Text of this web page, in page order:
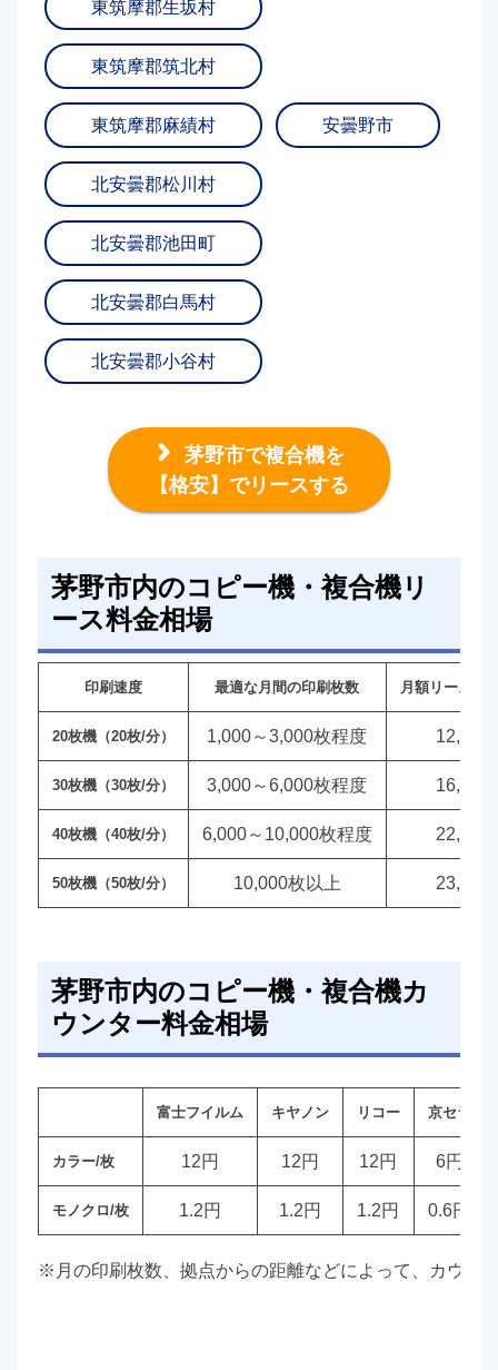
東筑摩郡生坂村
東筑摩郡筑北村
東筑摩郡麻績村 安曇野市
北安曇郡松川村
北安曇郡池田町
北安曇郡白馬村
北安曇郡小谷村
茅野市で複合機を
【格安】でリースする
茅野市内のコピー機・複合機リ
ース料金相場
印刷速度 最適な月間の印刷枚数 月額リース料
20枚機（20枚/分） 1,000～3,000枚程度 12,000
30枚機（30枚/分） 3,000～6,000枚程度 16,000
40枚機（40枚/分） 6,000～10,000枚程度 22,000
50枚機（50枚/分） 10,000枚以上 23,000
茅野市内のコピー機・複合機カ
ウンター料金相場
富士フイルム キヤノン リコー 京セラ
カラー/枚 12円 12円 12円 6円
モノクロ/枚 1.2円 1.2円 1.2円 0.6円
※月の印刷枚数、拠点からの距離などによって、カウン